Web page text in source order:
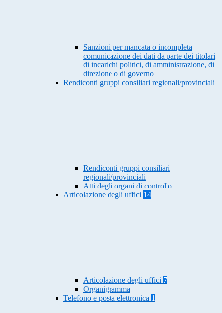
Sanzioni per mancata o incompleta
comunicazione dei dati da parte dei titolari
di incarichi politici, di amministrazione, di
direzione o di governo
Rendiconti gruppi consiliari regionali/provinciali
Rendiconti gruppi consiliari
regionali/provinciali
Atti degli organi di controllo
Articolazione degli uffici 14
Articolazione degli uffici 7
Organigramma
Telefono e posta elettronica 1